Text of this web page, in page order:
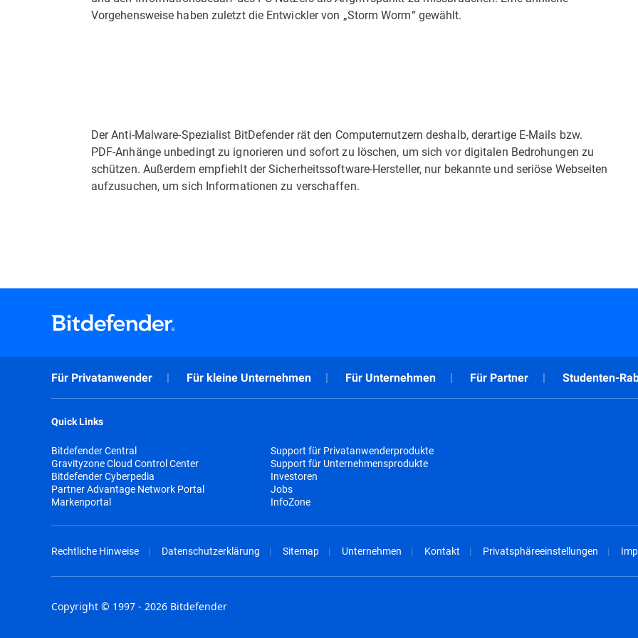
Vorgehensweise haben zuletzt die Entwickler von „Storm Worm“ gewählt.
Der Anti-Malware-Spezialist BitDefender rät den Computernutzern deshalb, derartige E-Mails bzw.
PDF-Anhänge unbedingt zu ignorieren und sofort zu löschen, um sich vor digitalen Bedrohungen zu
schützen. Außerdem empfiehlt der Sicherheitssoftware-Hersteller, nur bekannte und seriöse Webseiten
aufzusuchen, um sich Informationen zu verschaffen.
Für Privatanwender Für kleine Unternehmen Für Unternehmen Für Partner Studenten-
Quick Links
Bitdefender Central
Gravityzone Cloud Control Center
Bitdefender Cyberpedia
Partner Advantage Network Portal
Markenportal
Support für Privatanwenderprodukte
Support für Unternehmensprodukte
Investoren
Jobs
InfoZone
Rechtliche Hinweise Datenschutzerklärung Sitemap Unternehmen Kontakt Privatsphäreeinstellungen
Copyright © 1997 - 2026 Bitdefender